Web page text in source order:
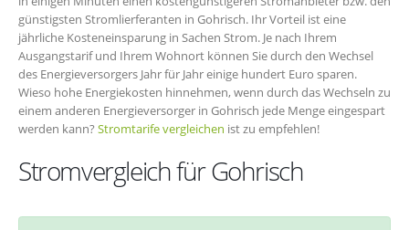
günstigsten Stromlierferanten in Gohrisch. Ihr Vorteil ist eine
jährliche Kosteneinsparung in Sachen Strom. Je nach Ihrem
Ausgangstarif und Ihrem Wohnort können Sie durch den Wechsel
des Energieversorgers Jahr für Jahr einige hundert Euro sparen.
Wieso hohe Energiekosten hinnehmen, wenn durch das Wechseln zu
einem anderen Energieversorger in Gohrisch jede Menge eingespart
werden kann? Stromtarife vergleichen ist zu empfehlen!
Stromvergleich für Gohrisch